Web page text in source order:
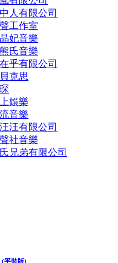
人有限公司
工作室
妃音樂
氏音樂
乎有限公司
克思
娛樂
⾳樂
汪有限公司
社音樂
兄弟有限公司
(平裝版)